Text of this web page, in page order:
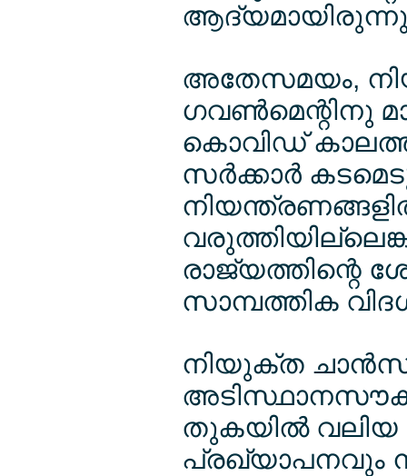
ആദ്യമായിരുന്നു
അതേസമയം,
ഗവണ്‍മെന്റിനു
കൊവിഡ്
സര്‍ക്കാര്‍
രാജ്യത്തിന്റെ
സാമ്പത്തിക
നിയുക്ത
തുകയില്‍ വലിയ
പ്രഖ്യാപനവും